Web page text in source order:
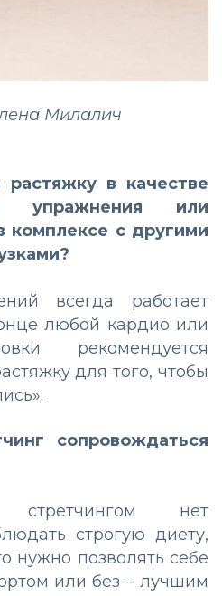
Милалич
в качестве
упражнения или
комплексе с другими
всегда работает
любой кардио или
рекомендуется
для того, чтобы
сопровождаться
нет
строгую диету,
нужно позволять себе
или без – лучшим